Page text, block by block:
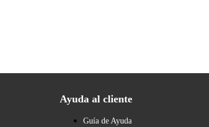
Ayuda al cliente
Guía de Ayuda